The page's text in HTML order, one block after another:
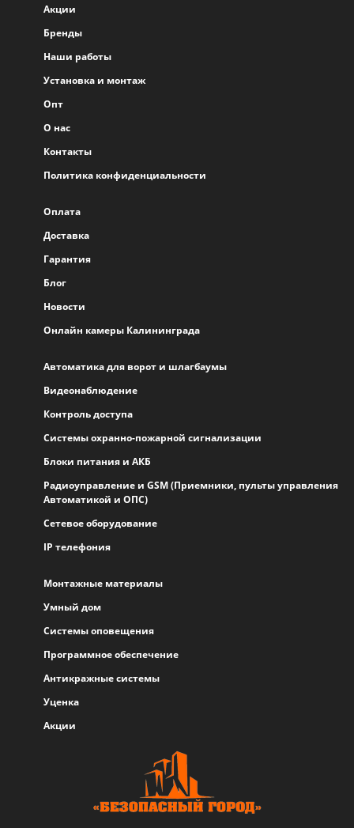
Акции
Бренды
Наши работы
Установка и монтаж
Опт
О нас
Контакты
Политика конфиденциальности
Оплата
Доставка
Гарантия
Блог
Новости
Онлайн камеры Калининграда
Автоматика для ворот и шлагбаумы
Видеонаблюдение
Контроль доступа
Системы охранно-пожарной сигнализации
Блоки питания и АКБ
Радиоуправление и GSM (Приемники, пульты управления
Автоматикой и ОПС)
Сетевое оборудование
IP телефония
Монтажные материалы
Умный дом
Системы оповещения
Программное обеспечение
Антикражные системы
Уценка
Акции